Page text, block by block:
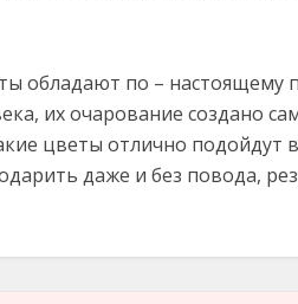
обладают по – настоящему
их очарование создано
цветы отлично подойдут
даже и без повода,